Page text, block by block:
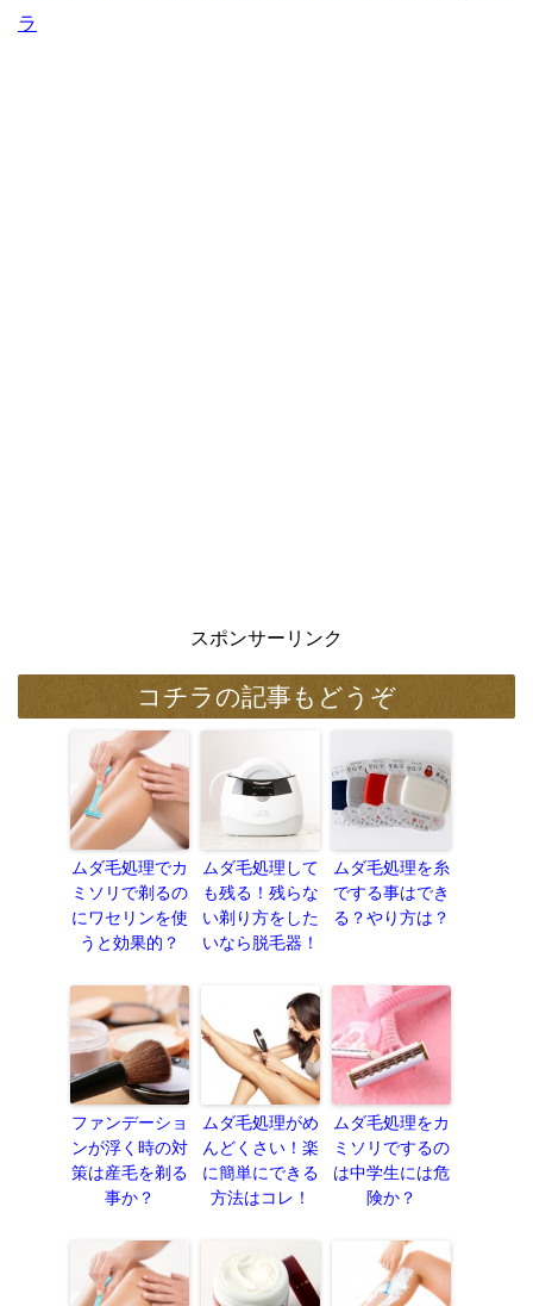
ラ
スポンサーリンク
コチラの記事もどうぞ
ムダ毛処理でカ
ミソリで剃るの
にワセリンを使
うと効果的？
ムダ毛処理して
も残る！残らな
い剃り方をした
いなら脱毛器！
ムダ毛処理を糸
でする事はでき
る？やり方は？
ファンデーショ
ンが浮く時の対
策は産毛を剃る
事か？
ムダ毛処理がめ
んどくさい！楽
に簡単にできる
方法はコレ！
ムダ毛処理をカ
ミソリでするの
は中学生には危
険か？